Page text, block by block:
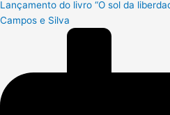
Lançamento do livro “O sol da
Campos e Silva